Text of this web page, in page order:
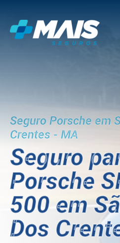
Seguro Porsche em
Crentes - MA
Seguro
Porsche
500 em
Dos